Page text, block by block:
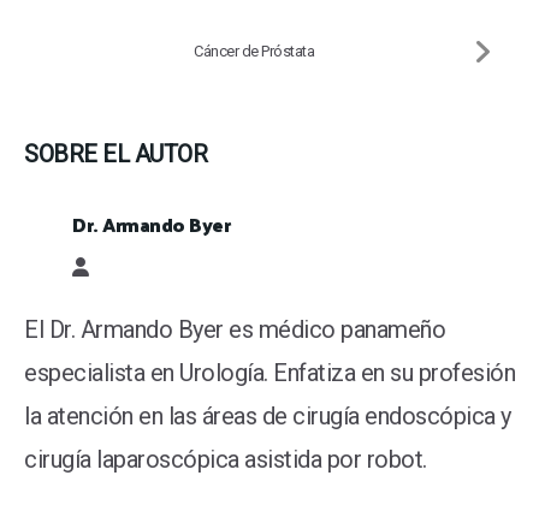
Cáncer de Próstata
SOBRE EL AUTOR
Dr. Armando Byer
Dr. Armando Byer
El Dr. Armando Byer es médico panameño
especialista en Urología. Enfatiza en su profesión
la atención en las áreas de cirugía endoscópica y
cirugía laparoscópica asistida por robot.